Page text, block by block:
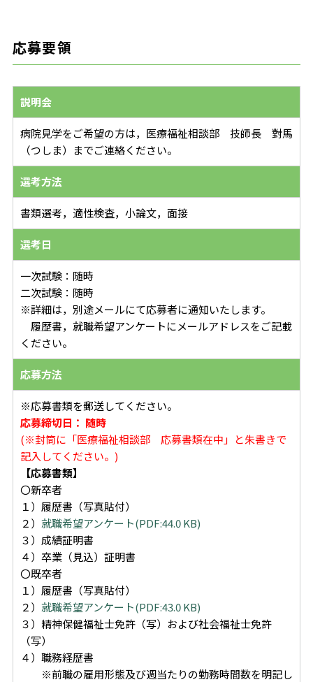
応募要領
説明会
病院見学をご希望の方は，医療福祉相談部 技師長 對馬
（つしま）までご連絡ください。
選考方法
書類選考，適性検査，小論文，面接
選考日
一次試験：随時
二次試験：随時
※詳細は，別途メールにて応募者に通知いたします。
履歴書，就職希望アンケートにメールアドレスをご記載
ください。
応募方法
※応募書類を郵送してください。
応募締切日： 随時
(※封筒に「医療福祉相談部 応募書類在中」と朱書きで
記入してください。)
【応募書類】
〇新卒者
１）履歴書（写真貼付）
２） 就職希望アンケート(PDF:44.0 KB)
３）成績証明書
４）卒業（見込）証明書
〇既卒者
１）履歴書（写真貼付）
２） 就職希望アンケート(PDF:43.0 KB)
３）精神保健福祉士免許（写）および社会福祉士免許
（写）
４）職務経歴書
※前職の雇用形態及び週当たりの勤務時間数を明記し